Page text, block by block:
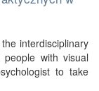
interdisciplinary
with visual
to take